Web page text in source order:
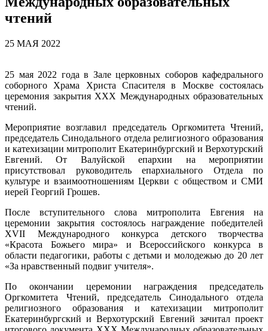
чтений
25 МАЯ 2022
25 мая 2022 года в Зале церковных соборов кафедрального
соборного Храма Христа Спасителя в Москве состоялась
церемония закрытия XXХ Международных образовательных
чтений.
Мероприятие возглавил председатель Оргкомитета Чтений,
председатель Синодального отдела религиозного образования
и катехизации митрополит Екатеринбургский и Верхотурский
Евгений. От Валуйской епархии на мероприятии
присутствовал руководитель епархиального Отдела по
культуре и взаимоотношениям Церкви с обществом и СМИ
иерей Георгий Грошев.
После вступительного слова митрополита Евгения на
церемонии закрытия состоялось награждение победителей
XVII Международного конкурса детского творчества
«Красота Божьего мира» и Всероссийского конкурса в
области педагогики, работы с детьми и молодежью до 20 лет
«За нравственный подвиг учителя».
По окончании церемонии награждения председатель
Оргкомитета Чтений, председатель Синодального отдела
религиозного образования и катехизации митрополит
Екатеринбургский и Верхотурский Евгений зачитал проект